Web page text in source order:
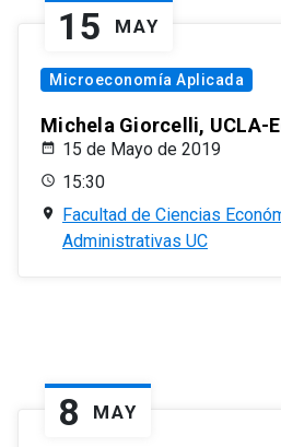
15 MAY
Microeconomía Aplicada
Michela Giorcelli, UCLA-
15 de Mayo de 2019
15:30
Facultad de Ciencias
Administrativas UC
8 MAY